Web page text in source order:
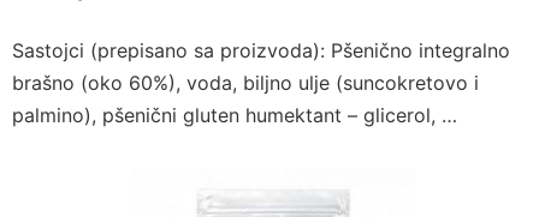
Sastojci (prepisano sa proizvoda): Pšenično integralno
brašno (oko 60%), voda, biljno ulje (suncokretovo i
palmino), pšenični gluten humektant – glicerol, …